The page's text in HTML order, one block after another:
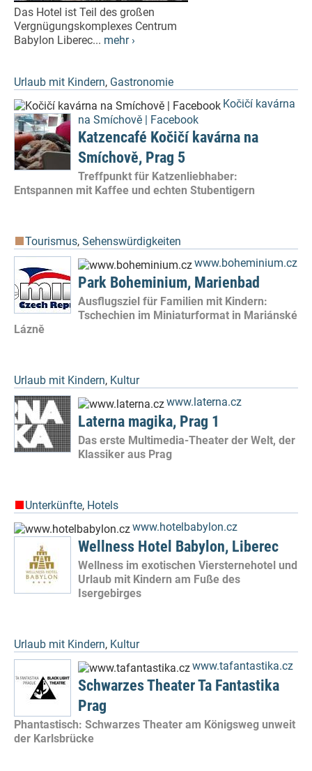
Das Hotel ist Teil des großen
Vergnügungskomplexes Centrum
Babylon Liberec... mehr ›
Urlaub mit Kindern, Gastronomie
Kočičí kavárna
na Smíchově | Facebook
Katzencafé Kočičí kavárna na
Smíchově, Prag 5
Treffpunkt für Katzenliebhaber:
Entspannen mit Kaffee und echten Stubentigern
Tourismus, Sehenswürdigkeiten
www.boheminium.cz
Park Boheminium, Marienbad
Ausflugsziel für Familien mit Kindern:
Tschechien im Miniaturformat in Mariánské
Lázně
Urlaub mit Kindern, Kultur
www.laterna.cz
Laterna magika, Prag 1
Das erste Multimedia-Theater der Welt, der
Klassiker aus Prag
Unterkünfte, Hotels
www.hotelbabylon.cz
Wellness Hotel Babylon, Liberec
Wellness im exotischen Viersternehotel und
Urlaub mit Kindern am Fuße des
Isergebirges
Urlaub mit Kindern, Kultur
www.tafantastika.cz
Schwarzes Theater Ta Fantastika
Prag
Phantastisch: Schwarzes Theater am Königsweg unweit
der Karlsbrücke